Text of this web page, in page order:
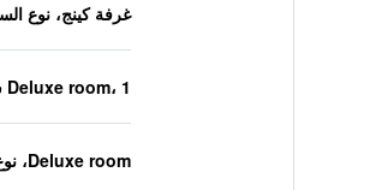
غرفة كينج، نوع
Deluxe room، 1 سرير كوين
Deluxe room، نوع السرير غير معروف